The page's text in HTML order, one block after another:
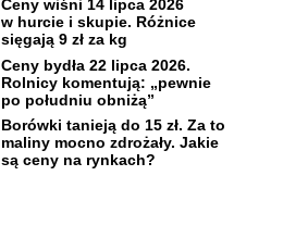
Ceny wiśni 14 lipca 2026
w hurcie i skupie. Różnice
sięgają 9 zł za kg
Ceny bydła 22 lipca 2026.
Rolnicy komentują: „pewnie
po południu obniżą”
Borówki tanieją do 15 zł. Za to
maliny mocno zdrożały. Jakie
są ceny na rynkach?